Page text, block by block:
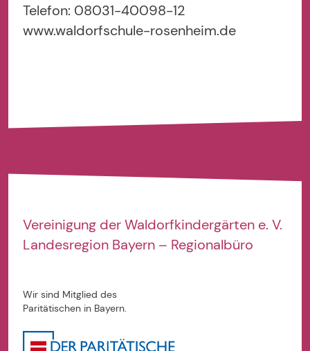
Telefon: 08031-40098-12
www.waldorfschule-rosenheim.de
Vereinigung derWaldorfkindergärten e. V.
Landesregion Bayern – Regionalbüro
Wir sind Mitglied des
Paritätischen in Bayern.